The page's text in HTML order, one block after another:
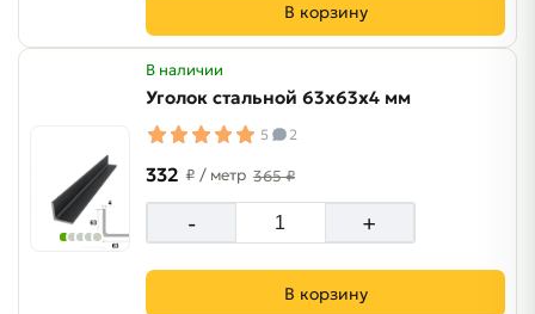
В корзину
В наличии
Уголок стальной 63х63х4 мм
5 2
332 ₽ / метр 365 ₽
- +
В корзину